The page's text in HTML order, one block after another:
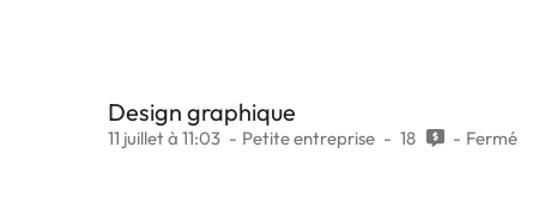
Design graphique
11 juillet à 11:03 Petite entreprise 18 Fermé